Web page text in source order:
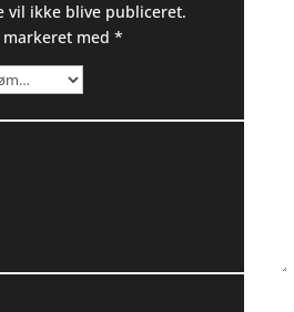
vil ikke blive publiceret.
med *